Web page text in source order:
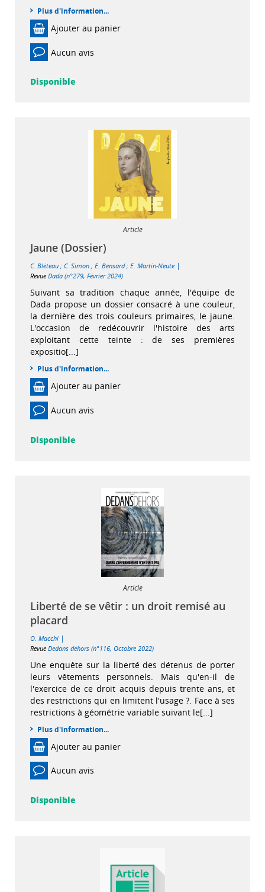
Plus d'information...
Ajouter au panier
Aucun avis
Disponible
Article
Jaune (Dossier)
C. Bléteau ; C. Simon ; E. Bensard; E. Martin-Neute |
Revue Dada (n°279, Février 2024)
Suivant sa tradition chaque année, l'équipe de
Dada propose un dossier consacré à une couleur,
la dernière des trois couleurs primaires, le jaune.
L'occasion de redécouvrir l'histoire des arts
exploitant cette teinte : de ses premières
expositio[...]
Plus d'information...
Ajouter au panier
Aucun avis
Disponible
Article
Liberté de se vêtir : un droit remisé au
placard
O. Macchi |
Revue Dedans dehors (n°116, Octobre 2022)
Une enquête sur la liberté des détenus de porter
leurs vêtements personnels. Mais qu'en-il de
l'exercice de ce droit acquis depuis trente ans, et
des restrictions qui en limitent l'usage ?. Face à ses
restrictions à géométrie variable suivant le[...]
Plus d'information...
Ajouter au panier
Aucun avis
Disponible